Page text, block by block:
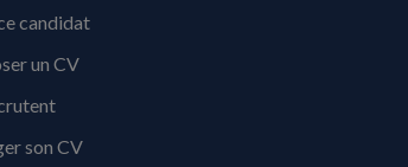
candidat
un CV
son CV